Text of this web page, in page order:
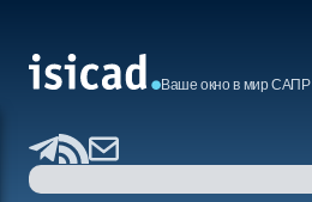
Ваше окно в мир САПР